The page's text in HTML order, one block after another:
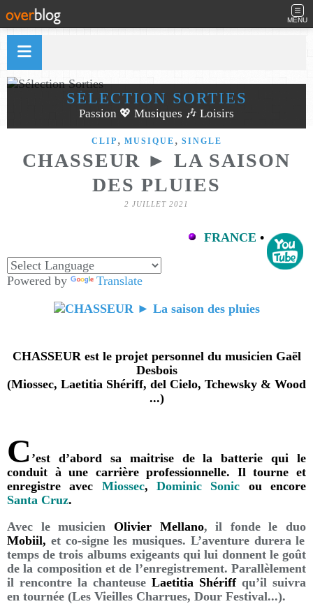
MENU
SÉLECTION SORTIES
Passion 💖 Musiques 🎶 Loisirs
CLIP , MUSIQUE , SINGLE
CHASSEUR ► LA SAISON
DES PLUIES
2 JUILLET 2021
FRANCE •
Powered by Translate
CHASSEUR est le projet personnel du musicien Gaël
Desbois
(Miossec, Laetitia Shériff, del Cielo, Tchewsky & Wood
...)
C ’est d’abord sa maitrise de la batterie qui le
conduit à une carrière professionnelle. Il tourne et
enregistre avec Miossec,Dominic Sonic ou encore
Santa Cruz.
Avec le musicien Olivier Mellano, il fonde le duo
Mobiil, et co-signe les musiques. L’aventure durera le
temps de trois albums exigeants qui lui donnent le goût
de la composition et de l’enregistrement. Parallèlement
il rencontre la chanteuse Laetitia Shériff qu’il suivra
en tournée (Les Vieilles Charrues, Dour Festival...).